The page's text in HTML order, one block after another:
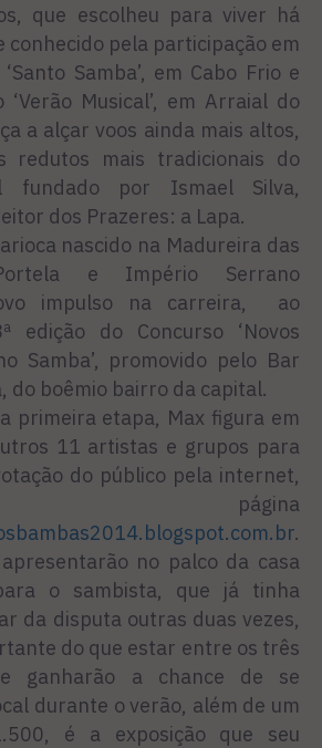
que escolheu para viver há
conhecido pela participação em
Samba’, em Cabo Frio e
Musical’, em Arraial do
a alçar voos ainda mais altos,
redutos mais tradicionais do
fundado por Ismael Silva,
dos Prazeres: a Lapa.
nascido na Madureira das
e Império Serrano
impulso na carreira, ao
edição do Concurso ‘Novos
Samba’, promovido pelo Bar
do boêmio bairro da capital.
primeira etapa, Max figura em
11 artistas e grupos para
do público pela internet,
.
no palco da casa
o sambista, que já tinha
da disputa outras duas vezes,
do que estar entre os três
ganharão a chance de se
durante o verão, além de um
é a exposição que seu